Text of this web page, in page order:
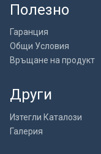
Полезно
Гаранция
Общи Условия
Връщане на продукт
Други
Изтегли Каталози
Галерия